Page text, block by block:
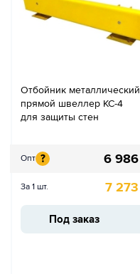
Отбойник металлический
прямой швеллер КС-4
для защиты стен
Опт ? 6 986
За 1 шт. 7 273
Под заказ